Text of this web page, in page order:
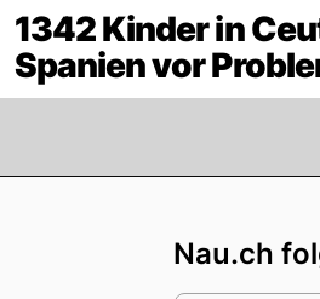
1342 Kinder in
Spanien vor
Nau.ch